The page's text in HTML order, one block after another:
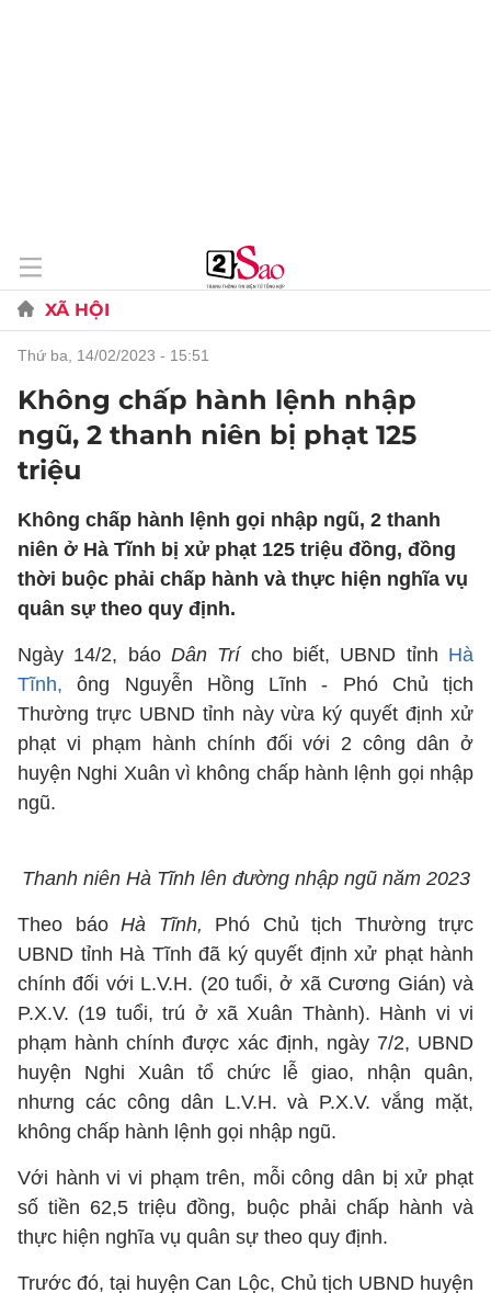
XÃ HỘI
thứ ba, 14/02/2023 - 15:51
Không chấp hành lệnh nhập
ngũ, 2 thanh niên bị phạt 125
triệu
Không chấp hành lệnh gọi nhập ngũ, 2 thanh
niên ở Hà Tĩnh bị xử phạt 125 triệu đồng, đồng
thời buộc phải chấp hành và thực hiện nghĩa vụ
quân sự theo quy định.
Ngày 14/2, báo Dân Trí cho biết, UBND tỉnh Hà
Tĩnh, ông Nguyễn Hồng Lĩnh - Phó Chủ tịch
Thường trực UBND tỉnh này vừa ký quyết định xử
phạt vi phạm hành chính đối với 2 công dân ở
huyện Nghi Xuân vì không chấp hành lệnh gọi nhập
ngũ.
Thanh niên Hà Tĩnh lên đường nhập ngũ năm 2023
Theo báo Hà Tĩnh, Phó Chủ tịch Thường trực
UBND tỉnh Hà Tĩnh đã ký quyết định xử phạt hành
chính đối với L.V.H. (20 tuổi, ở xã Cương Gián) và
P.X.V. (19 tuổi, trú ở xã Xuân Thành). Hành vi vi
phạm hành chính được xác định, ngày 7/2, UBND
huyện Nghi Xuân tổ chức lễ giao, nhận quân,
nhưng các công dân L.V.H. và P.X.V. vắng mặt,
không chấp hành lệnh gọi nhập ngũ.
Với hành vi vi phạm trên, mỗi công dân bị xử phạt
số tiền 62,5 triệu đồng, buộc phải chấp hành và
thực hiện nghĩa vụ quân sự theo quy định.
Trước đó, tại huyện Can Lộc, Chủ tịch UBND huyện